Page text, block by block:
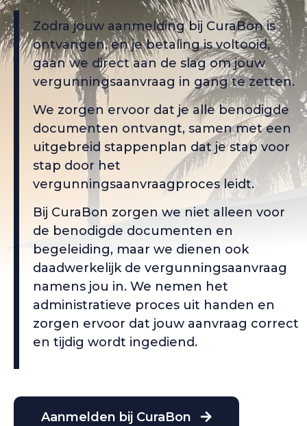
Zodra jouw aanmelding bij CuraBon is
ontvangen, en je betaling is voltooid,
gaan we direct aan de slag om jouw
vergunningsaanvraag in gang te zetten.
We zorgen ervoor dat je alle benodigde
documenten ontvangt, samen met een
uitgebreid stappenplan dat je stap voor
stap door het
vergunningsaanvraagproces leidt.
Bij CuraBon zorgen we niet alleen voor
de benodigde documenten en
begeleiding, maar we dienen ook
daadwerkelijk de vergunningsaanvraag
namens jou in. We nemen het
administratieve proces uit handen en
zorgen ervoor dat jouw aanvraag correct
en tijdig wordt ingediend.
Aanmelden bij CuraBon